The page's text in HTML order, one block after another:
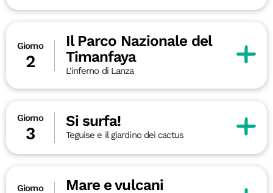
Giorno
2
Il Parco Nazionale del
Timanfaya
L'inferno di Lanza
Giorno
3
Si surfa!
Teguise e il giardino dei cactus
Giorno Mare e vulcani